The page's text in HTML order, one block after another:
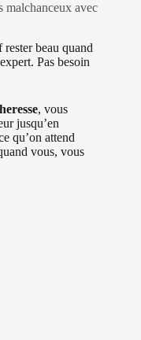
malchanceux avec
beau quand
Pas besoin
, vous
jusqu’en
qu’on attend
vous, vous